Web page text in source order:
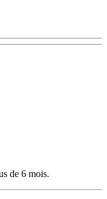
de 6 mois.